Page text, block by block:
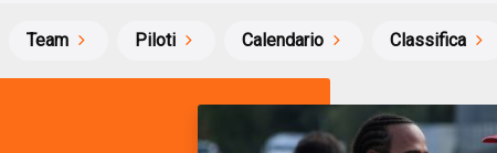
Team Piloti Calendario Classifica